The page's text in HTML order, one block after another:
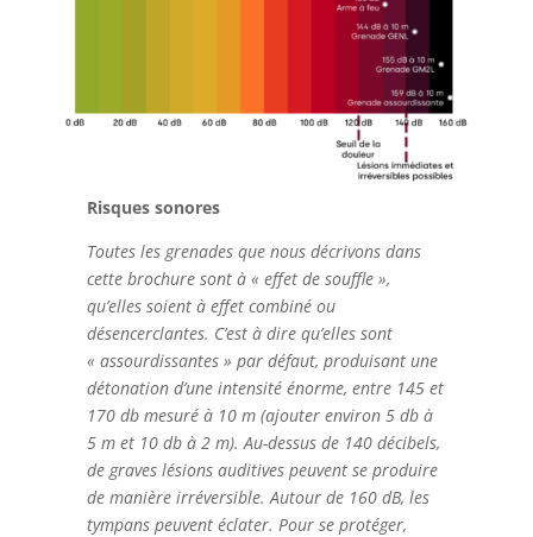
Risques sonores
Toutes les grenades que nous décrivons dans
cette brochure sont à « effet de souffle »,
qu’elles soient à effet combiné ou
désencerclantes. C’est à dire qu’elles sont
« assourdissantes » par défaut, produisant une
détonation d’une intensité énorme, entre 145 et
170 db mesuré à 10 m (ajouter environ 5 db à
5 m et 10 db à 2 m). Au-dessus de 140 décibels,
de graves lésions auditives peuvent se produire
de manière irréversible. Autour de 160 dB, les
tympans peuvent éclater. Pour se protéger,